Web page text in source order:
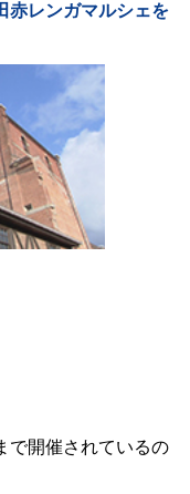
赤レンガマルシェを
で開催されているの